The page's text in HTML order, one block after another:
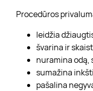
Procedūros
leidžia
švarina ir
nuramina odą,
sumažina
pašalina